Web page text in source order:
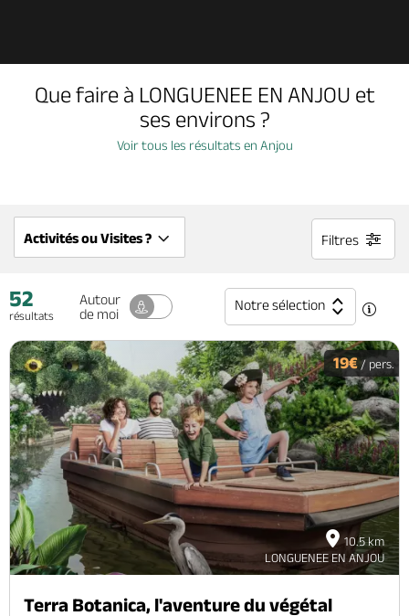
À voir, à faire
Dormir, manger
Séjours, cadeaux
Billetterie en ligne
Brochures & Cartes Offices de tourisme Comment venir ? Ecrivez-nous
Que faire à LONGUENEE EN ANJOU et
ses environs ?
Voir tous les résultats en Anjou
Activités ou Visites ? Filtres
52
résultats
Autour
de moi
Notre sélection
10.5 km
LONGUENEE EN ANJOU
19€/ pers.
Terra Botanica, l'aventure du végétal